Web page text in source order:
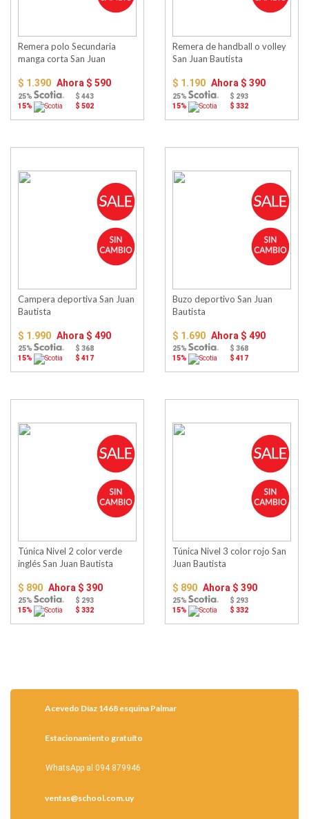
Remera polo Secundaria
manga corta San Juan
$ 1.390 Ahora $ 590
25%
$ 443
15%
$ 502
Remera de handball o volley
San Juan Bautista
$ 1.190 Ahora $ 390
25%
$ 293
15%
$ 332
Campera deportiva San Juan
Bautista
$ 1.990 Ahora $ 490
25%
$ 368
15%
$ 417
Buzo deportivo San Juan
Bautista
$ 1.690 Ahora $ 490
25%
$ 368
15%
$ 417
Túnica Nivel 2 color verde
inglés San Juan Bautista
$ 890 Ahora $ 390
25%
$ 293
15%
$ 332
Túnica Nivel 3 color rojo San
Juan Bautista
$ 890 Ahora $ 390
25%
$ 293
15%
$ 332
Acevedo Díaz 1468 esquina Palmar
Estacionamiento gratuíto
WhatsApp al 094 879946
ventas@school.com.uy